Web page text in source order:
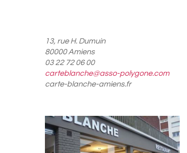
13, rue H. Dumuin
80000 Amiens
03 22 72 06 00
carteblanche@asso-polygone.com
carte-blanche-amiens.fr